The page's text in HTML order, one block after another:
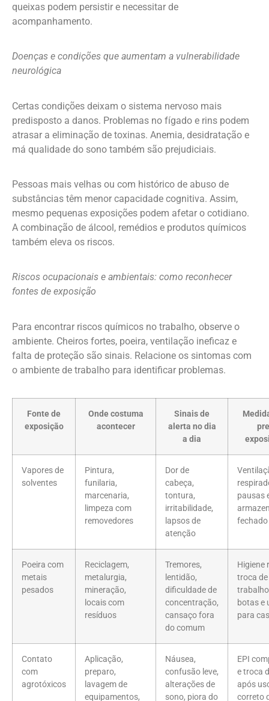
queixas podem persistir e necessitar de
acompanhamento.
Doenças e condições que aumentam a vulnerabilidade
neurológica
Certas condições deixam o sistema nervoso mais
predisposto a danos. Problemas no fígado e rins podem
atrasar a eliminação de toxinas. Anemia, desidratação e
má qualidade do sono também são prejudiciais.
Pessoas mais velhas ou com histórico de abuso de
substâncias têm menor capacidade cognitiva. Assim,
mesmo pequenas exposições podem afetar o cotidiano.
A combinação de álcool, remédios e produtos químicos
também eleva os riscos.
Riscos ocupacionais e ambientais: como reconhecer
fontes de exposição
Para encontrar riscos químicos no trabalho, observe o
ambiente. Cheiros fortes, poeira, ventilação ineficaz e
falta de proteção são sinais. Relacione os sintomas com
o ambiente de trabalho para identificar problemas.
Fonte de
exposição
Onde costuma
acontecer
Sinais de
alerta no dia
a dia
Vapores de
solventes
Pintura,
funilaria,
marcenaria,
limpeza com
removedores
Dor de
cabeça,
tontura,
irritabilidade,
lapsos de
atenção
pausas
fechado
Poeira com
metais
pesados
Reciclagem,
metalurgia,
mineração,
locais com
resíduos
Tremores,
lentidão,
dificuldade de
concentração,
cansaço fora
do comum
Higiene
troca
botas e
para
Contato
com
agrotóxicos
Aplicação,
preparo,
lavagem de
equipamentos,
Náusea,
confusão leve,
alterações de
sono, piora do
EPI
e troca
após
correto